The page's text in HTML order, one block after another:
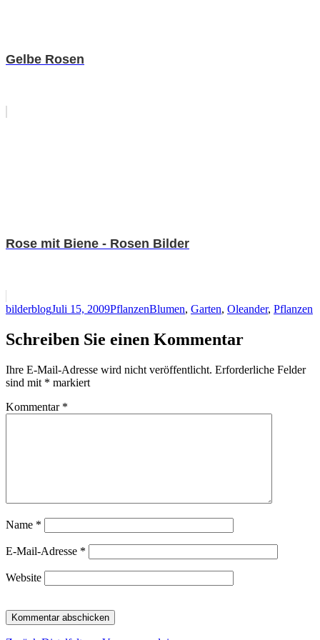
Gelbe Rosen
Rose mit Biene - Rosen Bilder
Autor
bilderblogVeröffentlicht
Juli 15, 2009Kategorien
PflanzenSchlagwörter
Blumen, Garten, Oleander, Pflanzen
Schreiben Sie einen Kommentar
Ihre E-Mail-Adresse wird nicht veröffentlicht. Erforderliche Felder
sind mit * markiert
Kommentar *
Name *
E-Mail-Adresse *
Website